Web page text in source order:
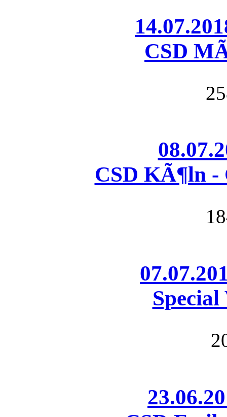
CSD
CSD KÃ¶ln -